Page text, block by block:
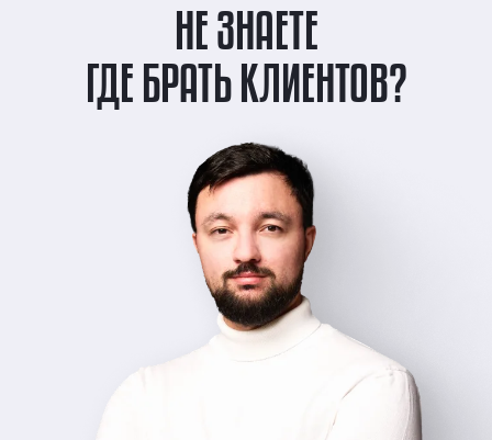
ГДЕ БРАТЬ КЛИЕНТОВ?
НЕ ЗНАЕТЕ